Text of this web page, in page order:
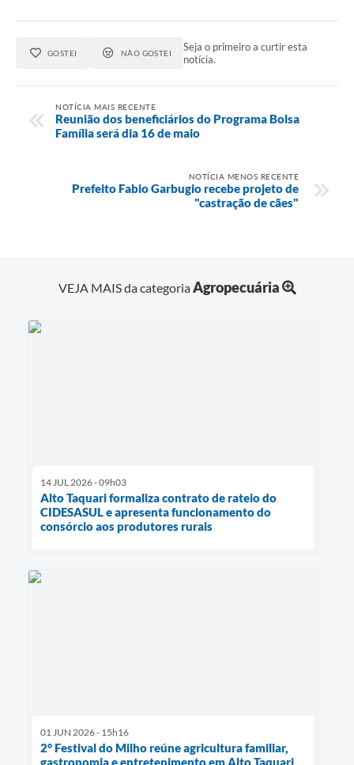
GOSTEI NÃO GOSTEI
Seja o primeiro a curtir esta
notícia.
NOTÍCIA MAIS RECENTE
Reunião dos beneficiários do Programa Bolsa
Família será dia 16 de maio
NOTÍCIA MENOS RECENTE
Prefeito Fabio Garbugio recebe projeto de
"castração de cães"
VEJA MAIS da categoriaAgropecuária
14 JUL 2026 - 09h03
Alto Taquari formaliza contrato de rateio do
CIDESASUL e apresenta funcionamento do
consórcio aos produtores rurais
01 JUN 2026 - 15h16
2° Festival do Milho reúne agricultura familiar,
gastronomia e entretenimento em Alto Taquari